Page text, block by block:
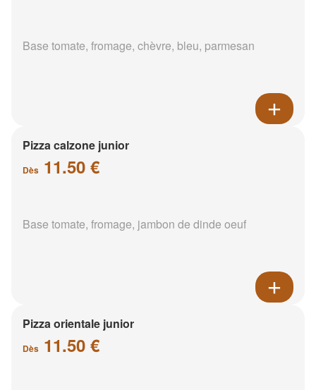
Base tomate, fromage, chèvre, bleu, parmesan
Pizza calzone junior
Dès 11.50 €
Base tomate, fromage, jambon de dinde oeuf
Pizza orientale junior
Dès 11.50 €